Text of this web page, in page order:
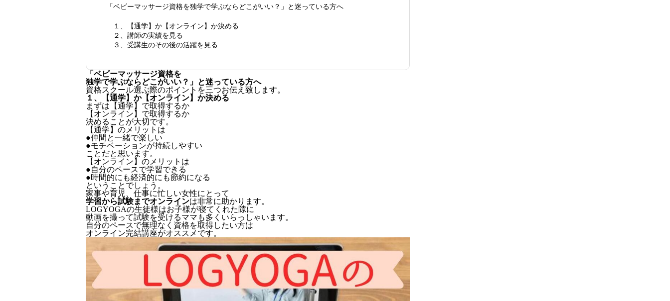
「ベビーマッサージ資格を独学で学ぶならどこがいい？」と迷っている方へ
１、【通学】か【オンライン】か決める
２、講師の実績を見る
３、受講生のその後の活躍を見る
「ベビーマッサージ資格を
独学で学ぶならどこがいい？」と迷っている方へ
資格スクール選ぶ際のポイントを三つお伝え致します。
１、【通学】か【オンライン】か決める
まずは【通学】で取得するか
【オンライン】で取得するか
決めることが大切です。
【通学】のメリットは
●仲間と一緒で楽しい
●モチベーションが持続しやすい
ことだと思います。
【オンライン】のメリットは
●自分のペースで学習できる
●時間的にも経済的にも節約になる
ということでしょう。
家事や育児、仕事に忙しい女性にとって
学習から試験までオンラインは非常に助かります。
LOGYOGAの生徒様はお子様が寝てくれた隙に
動画を撮って試験を受けるママも多くいらっしゃいます。
自分のペースで無理なく資格を取得したい方は
オンライン完結講座がオススメです。